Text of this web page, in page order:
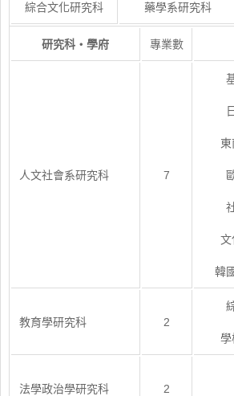
綜合文化研究科 藥學系研究科
研究科・學府 專業數
人文社會系研究科 7
文
韓
教育學研究科 2
學
法學政治學研究科 2